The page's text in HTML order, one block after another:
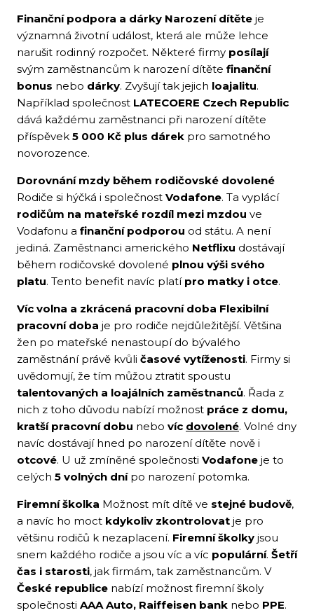
Finanční podpora a dárky Narození dítěte je
významná životní událost, která ale může lehce
narušit rodinný rozpočet. Některé firmy posílají
svým zaměstnancům k narození dítěte finanční
bonus nebo dárky. Zvyšují tak jejich loajalitu.
Například společnost LATECOERE Czech Republic
dává každému zaměstnanci při narození dítěte
příspěvek 5 000 Kč plus dárek pro samotného
novorozence.
Dorovnání mzdy během rodičovské dovolené
Rodiče si hýčká i společnost Vodafone. Ta vyplácí
rodičům na mateřské rozdíl mezi mzdou ve
Vodafonu a finanční podporou od státu. A není
jediná. Zaměstnanci amerického Netflixu dostávají
během rodičovské dovolené plnou výši svého
platu. Tento benefit navíc platí pro matky i otce.
Víc volna a zkrácená pracovní doba Flexibilní
pracovní doba je pro rodiče nejdůležitější. Většina
žen po mateřské nenastoupí do bývalého
zaměstnání právě kvůli časové vytíženosti. Firmy si
uvědomují, že tím můžou ztratit spoustu
talentovaných a loajálních zaměstnanců. Řada z
nich z toho důvodu nabízí možnost práce z domu,
kratší pracovní dobu nebo víc dovolené. Volné dny
navíc dostávají hned po narození dítěte nově i
otcové. U už zmíněné společnosti Vodafone je to
celých 5 volných dnípo narození potomka.
Firemní školka Možnost mít dítě ve stejné budově,
a navíc ho moct kdykoliv zkontrolovat je pro
většinu rodičů k nezaplacení. Firemní školky jsou
snem každého rodiče a jsou víc a víc populární. Šetří
čas i starosti, jak firmám, tak zaměstnancům. V
České republice nabízí možnost firemní školy
společnosti AAA Auto, Raiffeisen bank nebo PPE.